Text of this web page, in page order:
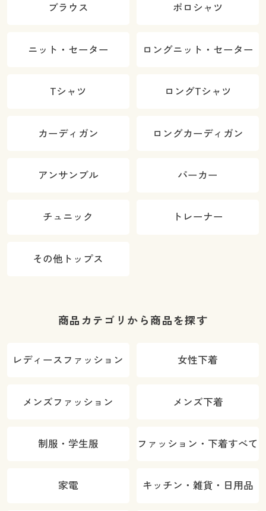
ブラウス ポロシャツ
ニット・セーター ロングニット・セーター
Tシャツ ロングTシャツ
カーディガン ロングカーディガン
アンサンブル パーカー
チュニック トレーナー
その他トップス
商品カテゴリから商品を探す
レディースファッション 女性下着
メンズファッション メンズ下着
制服・学生服 ファッション・下着すべて
家電 キッチン・雑貨・日用品